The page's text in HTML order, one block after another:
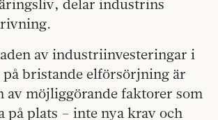
delar industrins
av industriinvesteringar i
på bristande elförsörjning är
av möjliggörande faktorer som
på plats – inte nya krav och